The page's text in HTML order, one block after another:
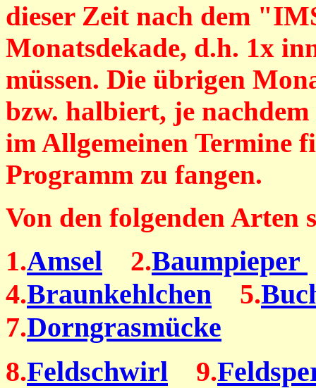
dieser Zeit nach dem
Monatsdekade, d.h. 1x
müssen. Die übrigen
bzw. halbiert, je
im Allgemeinen Termine
Programm zu fangen.
Von den folgenden Arten
1.Amsel 2.Baumpieper
4.Braunkehlchen 5.
7.Dorngrasmücke
8.Feldschwirl 9.